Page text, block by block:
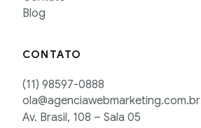
Blog
CONTATO
(11) 98597-0888
ola@agenciawebmarketing.com.br
Av. Brasil, 108 – Sala 05